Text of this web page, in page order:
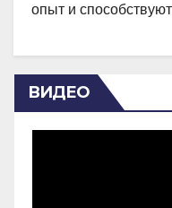
опыт и
ВИДЕО